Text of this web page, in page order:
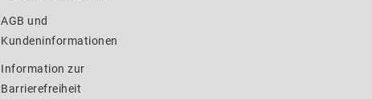
AGB und
Kundeninformationen
Information zur
Barrierefreiheit